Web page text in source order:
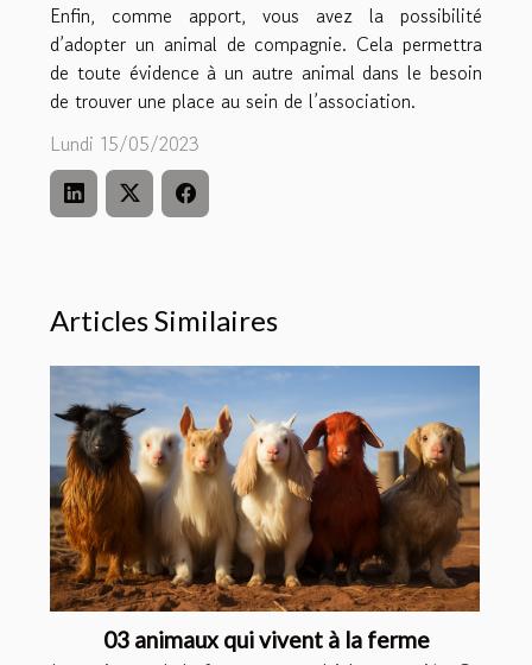
Enfin, comme apport, vous avez la possibilité
d’adopter un animal de compagnie. Cela permettra
de toute évidence à un autre animal dans le besoin
de trouver une place au sein de l’association.
Lundi 15/05/2023
Articles Similaires
03 animaux qui vivent à la ferme